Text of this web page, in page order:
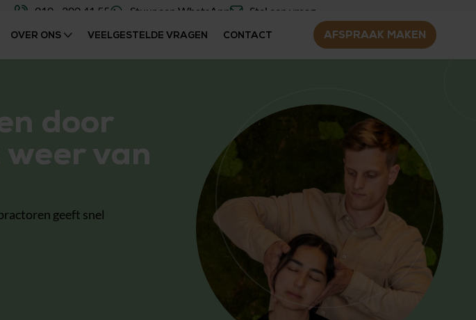
010 - 200 41 55 Stuur een WhatsApp Stel een vraag
OVER ONS VEELGESTELDE VRAGEN CONTACT AFSPRAAK MAKEN
door
van
geeft snel